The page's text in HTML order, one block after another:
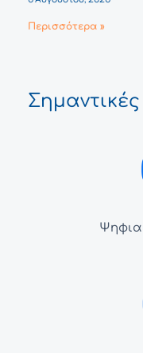
Περισσότερα »